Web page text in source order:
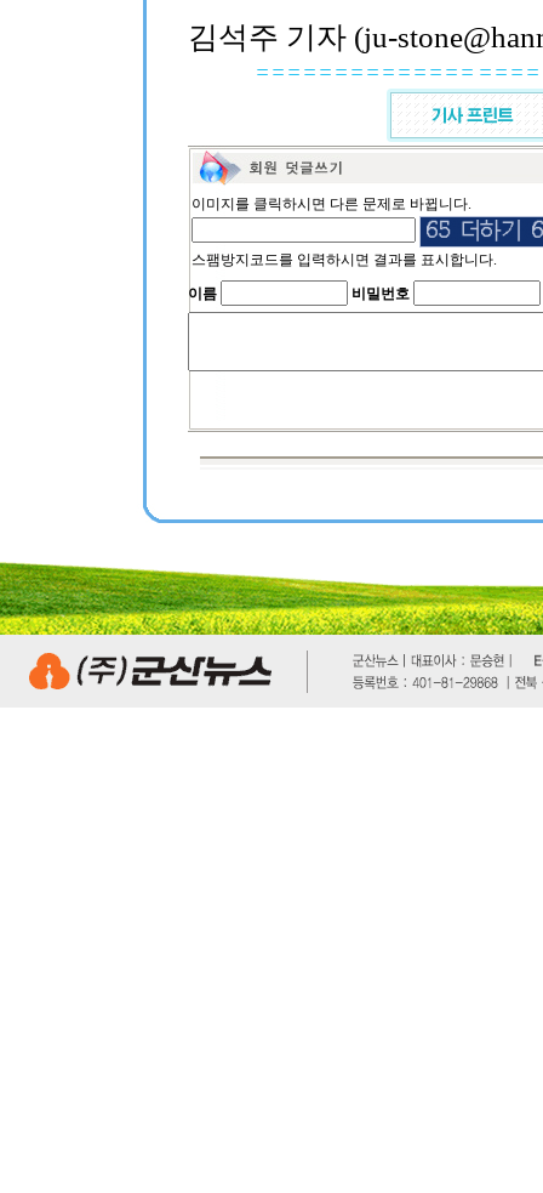
김석주 기자 (ju-
이미지를 클릭하시면 다른 문제로 바뀝니다.
스팸방지코드를 입력하시면 결과를 표시합니다.
이름
비밀번호